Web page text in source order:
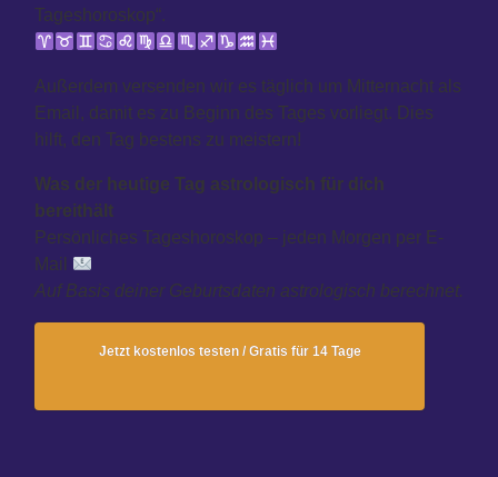
Tageshoroskop“.
Außerdem versenden wir es täglich um Mitternacht als
Email, damit es zu Beginn des Tages vorliegt. Dies
hilft, den Tag bestens zu meistern!
Was der heutige Tag astrologisch für dich
bereithält
Persönliches Tageshoroskop – jeden Morgen per E-
Mail
Auf Basis deiner Geburtsdaten astrologisch berechnet.
Jetzt kostenlos testen / Gratis für 14 Tage